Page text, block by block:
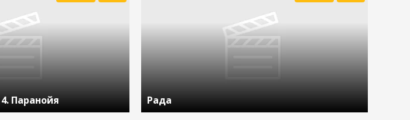
Паранойя Рада